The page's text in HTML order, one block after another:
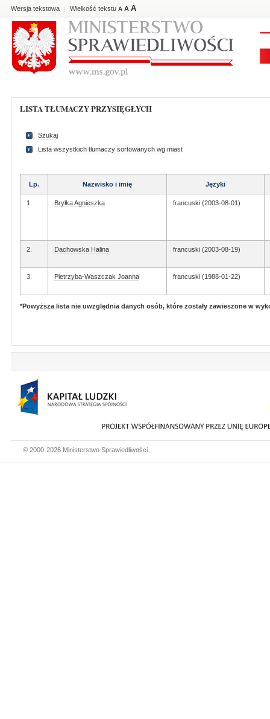
Wersja tekstowa | Wielkość tekstu A A A
LISTA TŁUMACZY PRZYSIĘGŁYCH
Szukaj
Lista wszystkich tlumaczy sortowanych wg miast
Lp. Nazwisko i imię Języki
1. Bryłka Agnieszka francuski (2003-08-01)
2. Dachowska Halina francuski (2003-08-19)
3. Pietrzyba-Waszczak Joanna francuski (1988-01-22)
*Powyższa lista nie uwzględnia danych osób, które zostały zawieszone w
© 2000-2026 Ministerstwo Sprawiedliwości